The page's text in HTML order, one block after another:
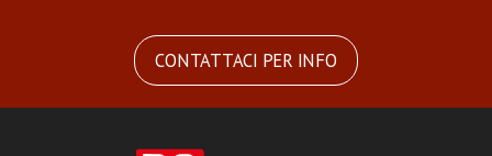
CONTATTACI PER INFO